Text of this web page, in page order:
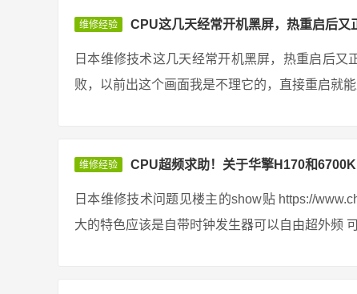
维修经验 CPU这几天经常开机黑屏，热重启后又
日本维修技术这几天经常开机黑屏，热重启后
败，以前出这个画面我是不理它的，直接重启就
维修经验 CPU超频求助！关于华擎H170和6700K
日本维修技术问题见楼主的show贴 https://
大的特色应该是自带时钟发生器可以自由超外频